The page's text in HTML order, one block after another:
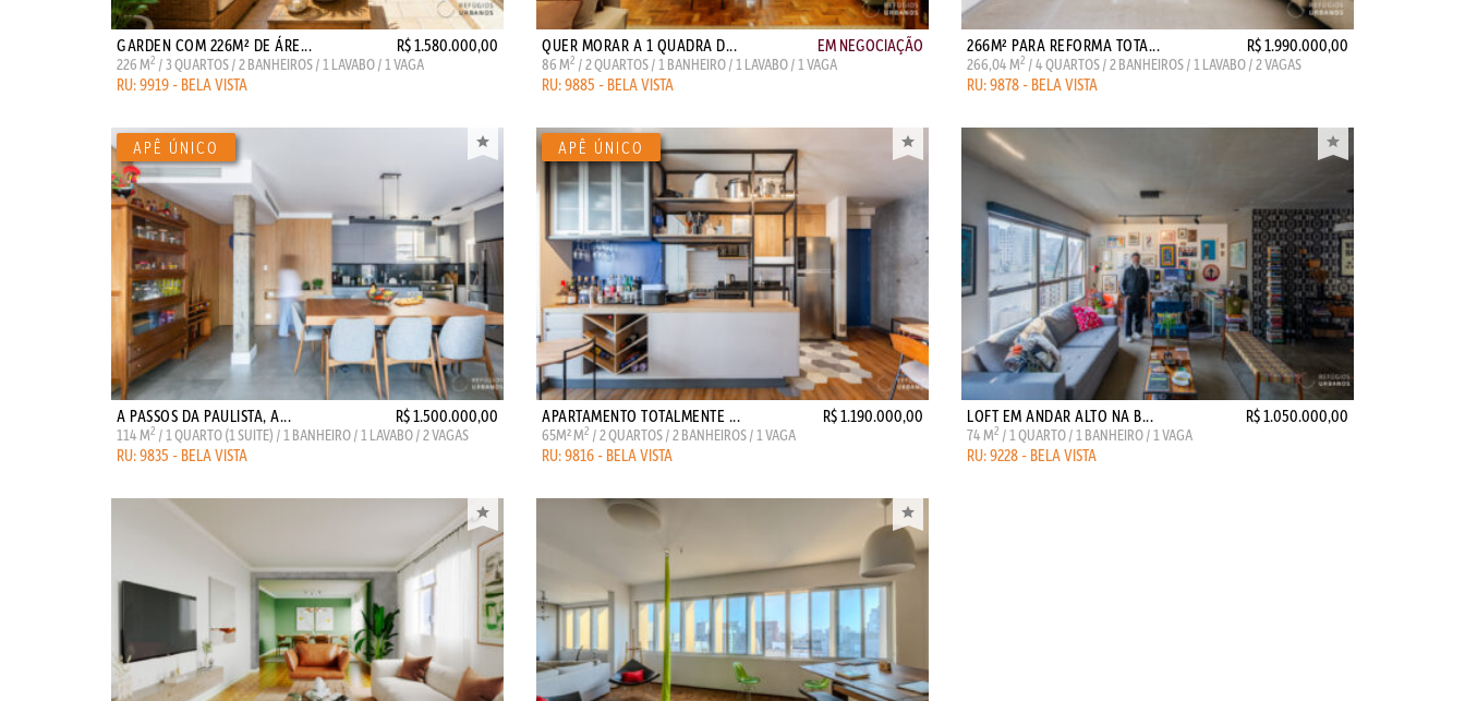
GARDEN COM 226M² DE ÁRE... R$ 1.580.000,00
226 M2 / 3 QUARTOS / 2 BANHEIROS / 1 LAVABO / 1 VAGA
RU: 9919 - BELA VISTA
QUER MORAR A 1 QUADRA D... EM NEGOCIAÇÃO
86 M2 / 2 QUARTOS / 1 BANHEIRO / 1 LAVABO / 1 VAGA
RU: 9885 - BELA VISTA
266M² PARA REFORMA TOTA... R$ 1.990.000,00
266,04 M2 / 4 QUARTOS / 2 BANHEIROS / 1 LAVABO / 2 VAGAS
RU: 9878 - BELA VISTA
A PASSOS DA PAULISTA, A... R$ 1.500.000,00
114 M2 / 1 QUARTO (1 SUITE) / 1 BANHEIRO / 1 LAVABO / 2 VAGAS
RU: 9835 - BELA VISTA
APARTAMENTO TOTALMENTE ... R$ 1.190.000,00
65M² M2 / 2 QUARTOS / 2 BANHEIROS / 1 VAGA
RU: 9816 - BELA VISTA
LOFT EM ANDAR ALTO NA B... R$ 1.050.000,00
74 M2 / 1 QUARTO / 1 BANHEIRO / 1 VAGA
RU: 9228 - BELA VISTA